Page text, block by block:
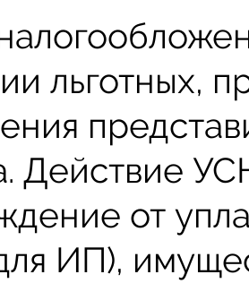
льготных,
Действие
от
ИП),